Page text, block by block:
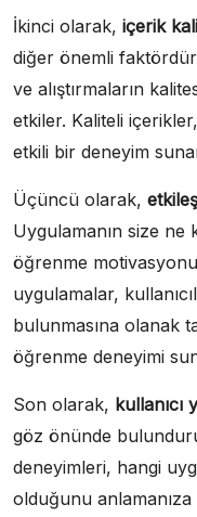
İkinci olarak, içerik
diğer önemli
ve alıştırmaların
etkiler. Kaliteli
etkili bir deneyim
Üçüncü olarak,
Uygulamanın size ne
öğrenme
uygulamalar,
bulunmasına olanak
öğrenme deneyimi
Son olarak, kullanıcı
göz önünde
deneyimleri, hangi
olduğunu anlamanıza